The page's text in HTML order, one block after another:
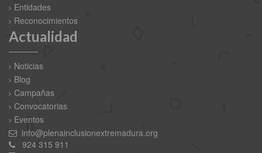
Entidades
Reconocimientos
Actualidad
Noticias
Blog
Campañas
Convocatorias
Eventos
info@plenainclusionextremadura.org
924 315 911